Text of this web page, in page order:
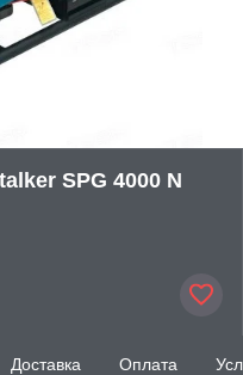
SPG 4000 N
Доставка Оплата